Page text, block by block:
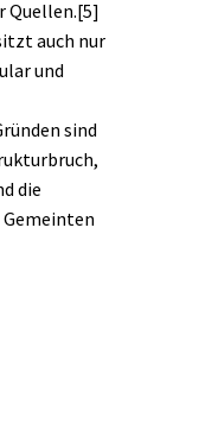
Quellen.[5]
auch nur
und
sind
die